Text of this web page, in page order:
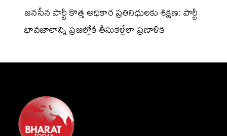
జనసేన పార్టీ కొత్త అధికార ప్రతినిధులకు శిక్షణ: పార్టీ
భావజాలాన్ని ప్రజల్లోకి తీసుకెళ్లేలా ప్రణాళిక